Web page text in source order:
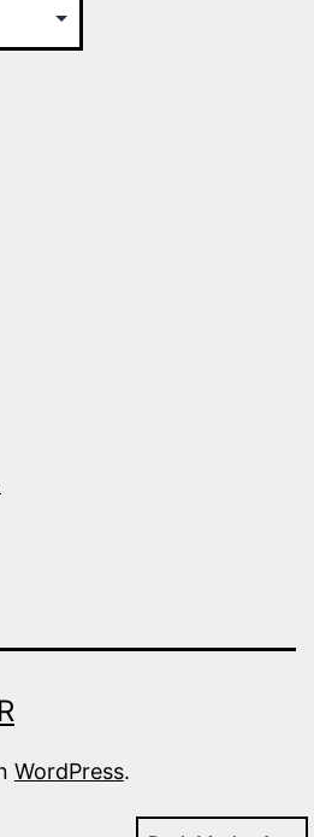
WordPress.